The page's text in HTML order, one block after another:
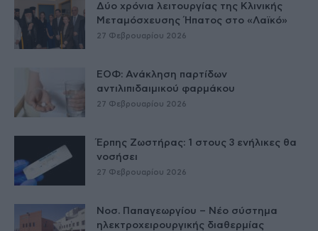
Δύο χρόνια λειτουργίας της Κλινικής
Μεταμόσχευσης Ήπατος στο «Λαϊκό»
27 Φεβρουαρίου 2026
ΕΟΦ: Ανάκληση παρτίδων
αντιλιπιδαιμικού φαρμάκου
27 Φεβρουαρίου 2026
Έρπης Ζωστήρας: 1 στους 3 ενήλικες θα
νοσήσει
27 Φεβρουαρίου 2026
Νοσ. Παπαγεωργίου – Νέο σύστημα
ηλεκτροχειρουργικής διαθερμίας